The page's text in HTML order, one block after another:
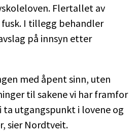
Flertallet av
I tillegg behandler
på innsyn etter
med åpent sinn, uten
til sakene vi har framfor
ta utgangspunkt i lovene og
sier Nordtveit.